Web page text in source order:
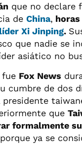
que no declare
de China, horas
Xi Jinping.
que nadie se
asiático no
fue Fox News
cumbre de dos
presidente
que
formalmente su
ya se